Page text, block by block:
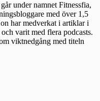
under namnet Fitnessfia,
med över 1,5
har medverkat i artiklar i
varit med flera podcasts.
viktnedgång med titeln